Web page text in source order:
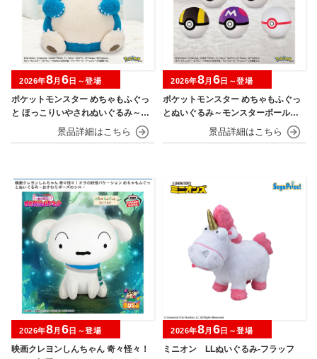
ポケットモンスター めちゃもふぐっ
と ほっこりいやされぬいぐるみ～カ
2026年8月 6日～登場
ポケットモンスター めちゃもふぐっ
とぬいぐるみ～モンスターボール・
スーパーボール・ハイパーボール・
マスターボール・プレミアボール～
2026年8月 6日～登場
映画クレヨンしんちゃん 奇々怪々！
2026年8月 6日～登場
ミニオン LLぬいぐるみ‐フラッフ
2026年8月 6日～登場